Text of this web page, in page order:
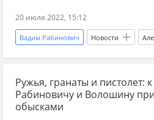
20 июля 2022, 15:12
Вадим Рабинович Новости
Алексей Гончаренко Рада
Евгений Мураев
Ружья, гранаты и пистолет: к
Рабиновичу и Волошину
обысками